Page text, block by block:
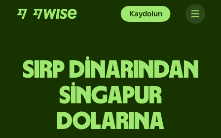
Kaydolun
Sırp dinarından
Singapur
dolarına